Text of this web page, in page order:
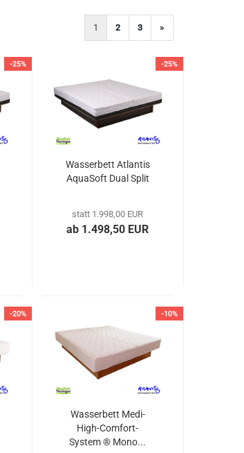
Haus - Freizeit - Garten anzeigen
Kitchenline - Stricker
1 2 3 »
-25% -25%
Wasserbett Atlantis
AquaSoft Dual Split
statt 1.998,00 EUR
ab 1.498,50 EUR
-20% -10%
Wasserbett Medi-
High-Comfort-
System ® Mono...